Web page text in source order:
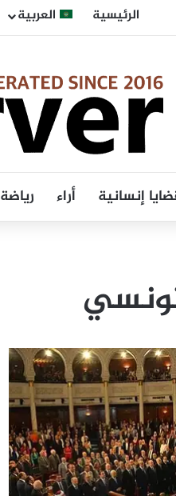
الرئيسية العربية
إنسانية أراء رياضة